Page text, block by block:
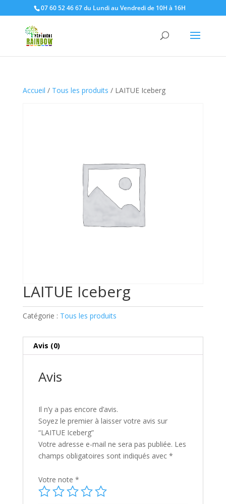
07 60 52 46 67 du Lundi au Vendredi de 10H à 16H
Accueil / Tous les produits / LAITUE Iceberg
LAITUE Iceberg
Catégorie : Tous les produits
Avis (0)
Avis
Il n’y a pas encore d’avis.
Soyez le premier à laisser votre avis sur
“LAITUE Iceberg”
Votre adresse e-mail ne sera pas publiée. Les
champs obligatoires sont indiqués avec *
Votre note *